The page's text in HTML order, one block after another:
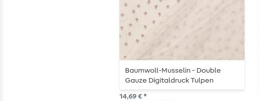
Baumwoll-Musselin - Double
Gauze Digitaldruck Tulpen
Offweiß Mauve
14,69 € *